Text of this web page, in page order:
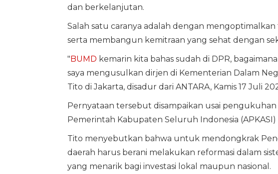
dan berkelanjutan.
Salah satu caranya adalah dengan mengoptimalkan
serta membangun kemitraan yang sehat dengan
"BUMD kemarin kita bahas sudah di DPR,
saya mengusulkan dirjen di Kementerian Dalam
Tito di Jakarta, disadur dari ANTARA, Kamis 17 Juli
Pernyataan tersebut disampaikan usai pengukuhan
Pemerintah Kabupaten Seluruh Indonesia (APKASI)
Tito menyebutkan bahwa untuk mendongkrak
daerah harus berani melakukan reformasi dalam
yang menarik bagi investasi lokal maupun nasional.